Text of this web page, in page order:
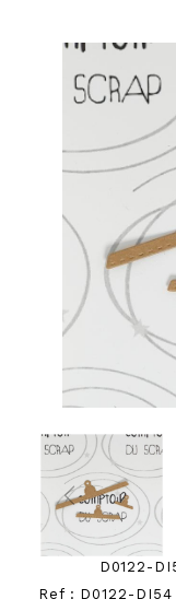
D0122-
Ref : D0122-DI54